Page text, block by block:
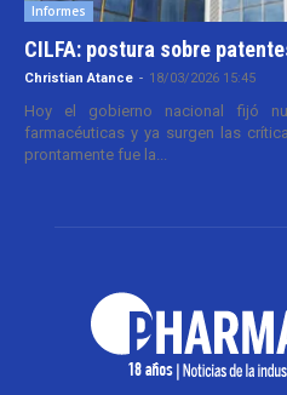
Informes
CILFA: postura sobre
Christian Atance - 18/03/2026 15:45
Hoy el gobierno nacional fijó
farmacéuticas y ya surgen las
prontamente fue la...